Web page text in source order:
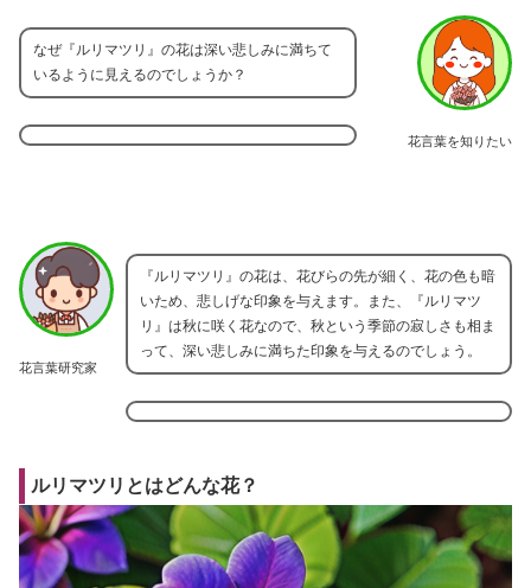
花言葉を知りたい
なぜ『ルリマツリ』の花は深い悲しみに満ちて
いるように見えるのでしょうか？
花言葉研究家
『ルリマツリ』の花は、花びらの先が細く、花の色も暗
いため、悲しげな印象を与えます。また、『ルリマツ
リ』は秋に咲く花なので、秋という季節の寂しさも相ま
って、深い悲しみに満ちた印象を与えるのでしょう。
ルリマツリとはどんな花？